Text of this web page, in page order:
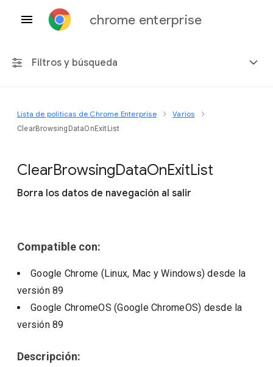
chrome enterprise
Filtros y búsqueda
Cualquier plataforma
Lista de políticas de Chrome Enterprise Varios
ClearBrowsingDataOnExitList
ClearBrowsingDataOnExitList
Borra los datos de navegación al salir
Compatible con:
Google Chrome (Linux, Mac y Windows)desde la
versión89
Google ChromeOS (Google ChromeOS) desde la
versión89
Descripción: